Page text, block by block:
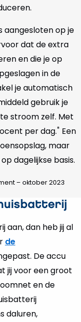
op je
dat de extra
en die je op
in de
je automatisch
gebruik je
stroom zelf. Met
per dag.* Een
maar
dagelijkse basis.
– oktober 2023
aan, dan heb jij al
de
De accu
jij voor een groot
en de
daluren,